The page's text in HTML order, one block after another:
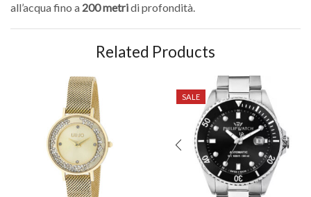
all’acqua fino a 200 metridi profondità.
Related Products
SALE